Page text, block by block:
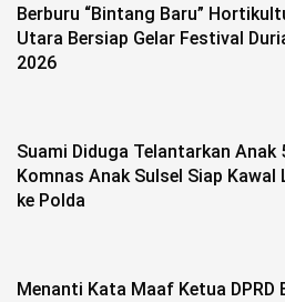
Berburu “Bintang Baru”
Utara Bersiap Gelar Festival
2026
Suami Diduga Telantarkan Anak
Komnas Anak Sulsel Siap Kawal
ke Polda
Menanti Kata Maaf Ketua DPRD